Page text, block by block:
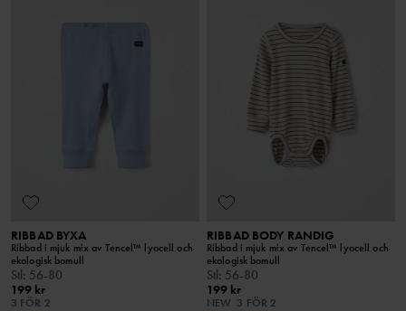
RIBBAD BYXA
Ribbad i mjuk mix av Tencel™ lyocell och
ekologisk bomull
Stl: 56-80
199 kr
3 FÖR 2
RIBBAD BODY RANDIG
Ribbad i mjuk mix av Tencel™ lyocell och
ekologisk bomull
Stl: 56-80
199 kr
NEW 3 FÖR 2